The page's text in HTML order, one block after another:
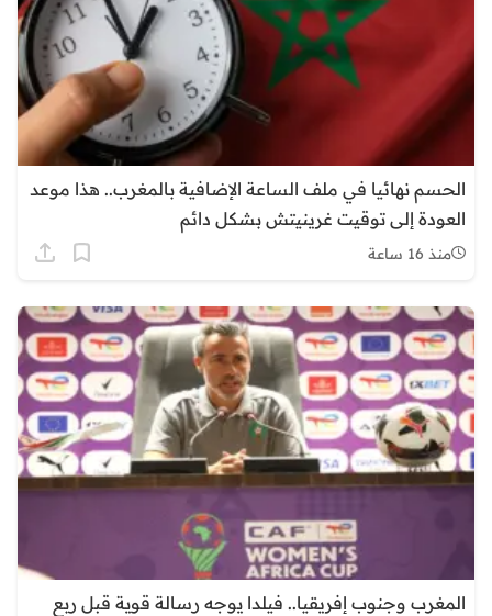
الحسم نهائيا في ملف الساعة الإضافية بالمغرب.. هذا موعد
العودة إلى توقيت غرينيتش بشكل دائم
منذ 16 ساعة
المغرب وجنوب إفريقيا.. فيلدا يوجه رسالة قوية قبل ربع